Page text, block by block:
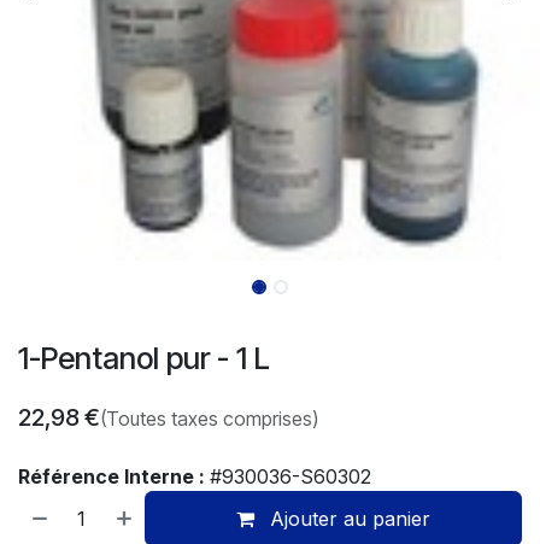
1-Pentanol pur - 1 L
22,98€(Toutes taxes comprises)
Référence Interne : #930036-S60302
Ajouter au panier